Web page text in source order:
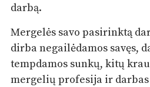
darbą.
Mergelės savo pasirinktą
dirba negailėdamos savęs,
tempdamos sunkų, kitų
mergelių profesija ir